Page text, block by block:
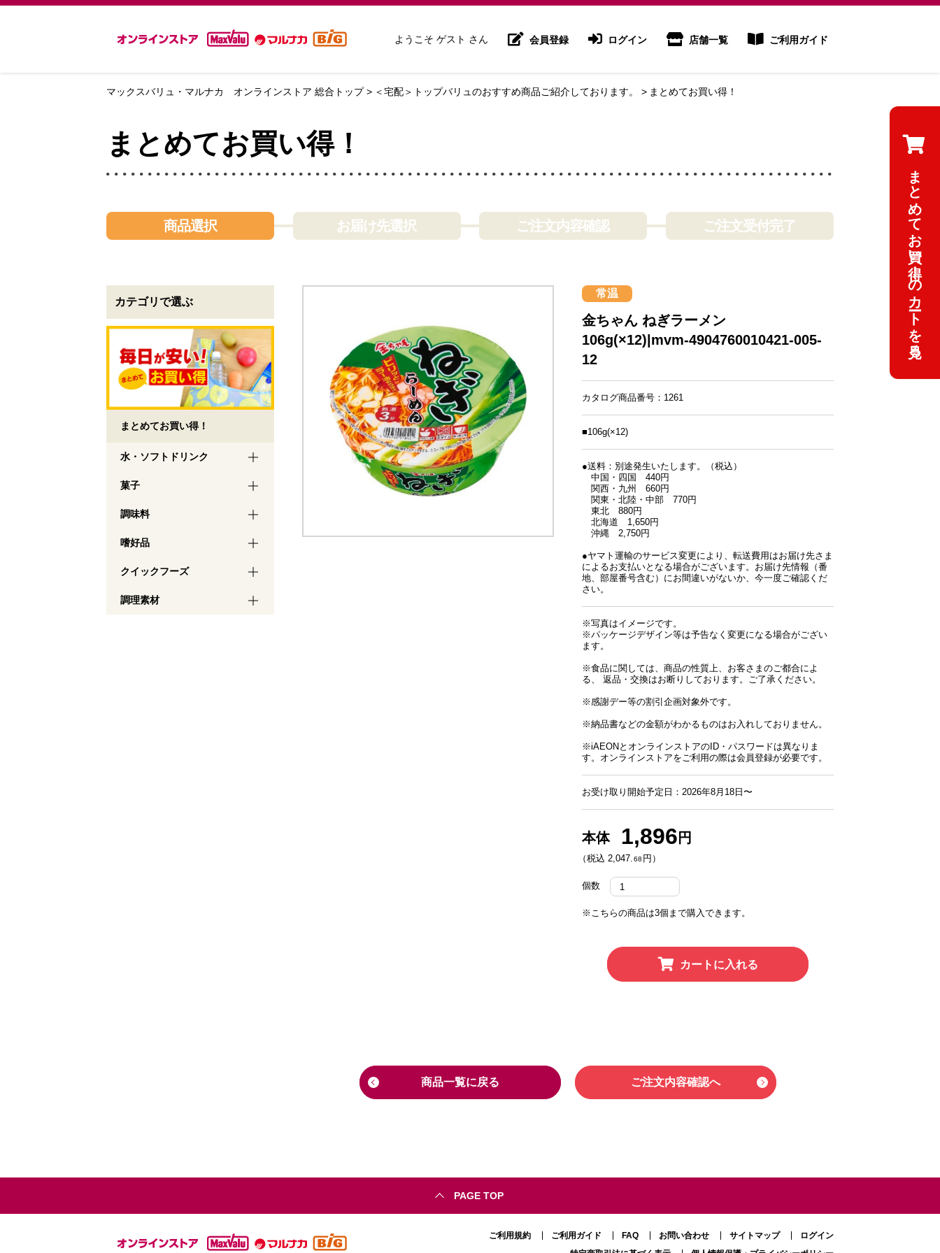
ようこそ ゲスト さん 会員登録 ログイン 店舗一覧 ご利用ガイド
マックスバリュ・マルナカ オンラインストア 総合トップ ＜宅配＞トップバリュのおすすめ商品ご紹介しております。 まとめてお買い得！
まとめてお買い得！
商品選択 お届け先選択 ご注文内容確認 ご注文受付完了
カテゴリで選ぶ
まとめてお買い得！
水・ソフトドリンク
菓子
調味料
嗜好品
クイックフーズ
調理素材
常温
金ちゃん ねぎラーメン
106g(×12)|mvm-4904760010421-005-
12
カタログ商品番号：1261
■106g(×12)
●送料：別途発生いたします。（税込）
中国・四国 440円
関西・九州 660円
関東・北陸・中部 770円
東北 880円
北海道 1,650円
沖縄 2,750円
●ヤマト運輸のサービス変更により、転送費用はお届け先さま
によるお支払いとなる場合がございます。お届け先情報（番
地、部屋番号含む）にお間違いがないか、今一度ご確認くだ
さい。
※写真はイメージです。
※パッケージデザイン等は予告なく変更になる場合がござい
ます。
※食品に関しては、商品の性質上、お客さまのご都合によ
る、 返品・交換はお断りしております。ご了承ください。
※感謝デー等の割引企画対象外です。
※納品書などの金額がわかるものはお入れしておりません。
※iAEONとオンラインストアのID・パスワードは異なりま
す。オンラインストアをご利用の際は会員登録が必要です。
お受け取り開始予定日：2026年8月18日〜
本体 1,896 円
（税込 2,047.68 円）
個数
※こちらの商品は3個まで購入できます。
カートに入れる
商品一覧に戻る ご注文内容確認へ
まとめてお買い得！のカートを見る
PAGE TOP
ご利用規約 ご利用ガイド FAQ お問い合わせ サイトマップ
ログイン